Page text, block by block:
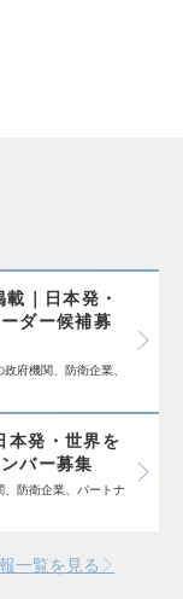
｜日本発・
ダー候補募
府機関、防衛企業、
本発・世界を
バー募集
防衛企業、パートナ
一覧を見る